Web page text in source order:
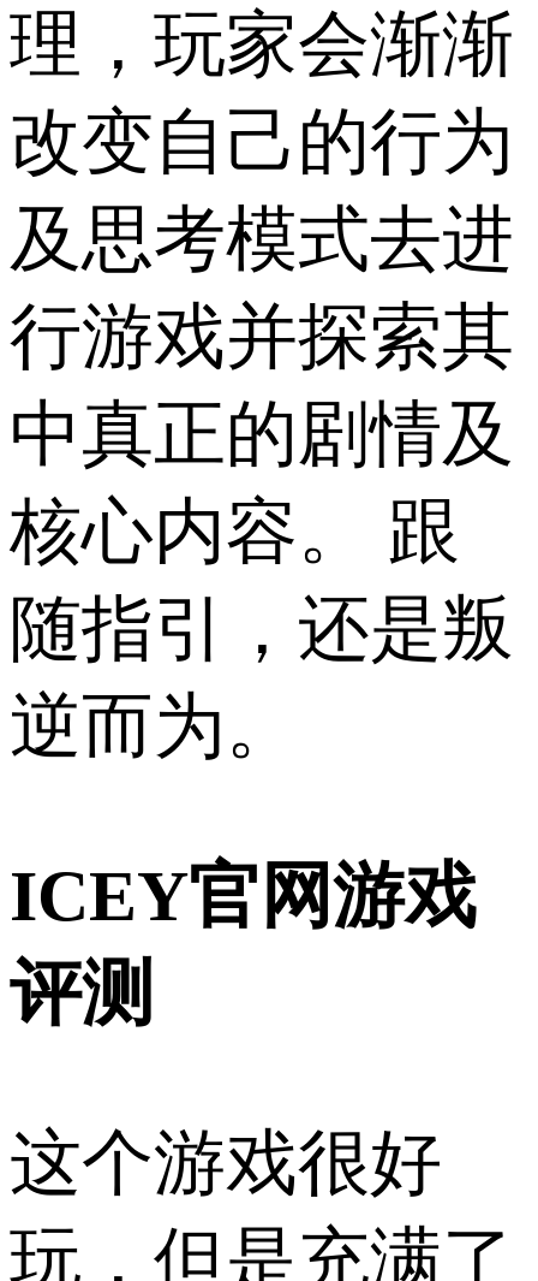
理，玩家会渐渐
改变自己的行为
及思考模式去进
行游戏并探索其
中真正的剧情及
核心内容。 跟
随指引，还是叛
逆而为。
ICEY官网游戏
评测
这个游戏很好
玩，但是充满了